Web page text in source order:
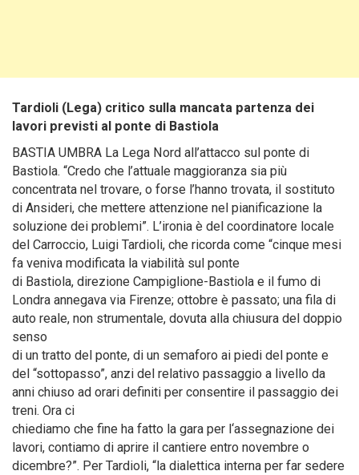
Tardioli (Lega) critico sulla mancata partenza dei
lavori previsti al ponte di Bastiola
BASTIA UMBRA La Lega Nord all’attacco sul ponte di
Bastiola. “Credo che l’attuale maggioranza sia più
concentrata nel trovare, o forse l’hanno trovata, il sostituto
di Ansideri, che mettere attenzione nel pianificazione la
soluzione dei problemi”. L’ironia è del coordinatore locale
del Carroccio, Luigi Tardioli, che ricorda come “cinque mesi
fa veniva modificata la viabilità sul ponte
di Bastiola, direzione Campiglione-Bastiola e il fumo di
Londra annegava via Firenze; ottobre è passato; una fila di
auto reale, non strumentale, dovuta alla chiusura del doppio
senso
di un tratto del ponte, di un semaforo ai piedi del ponte e
del “sottopasso”, anzi del relativo passaggio a livello da
anni chiuso ad orari definiti per consentire il passaggio dei
treni. Ora ci
chiediamo che fine ha fatto la gara per l‘assegnazione dei
lavori, contiamo di aprire il cantiere entro novembre o
dicembre?”. Per Tardioli, “la dialettica interna per far sedere